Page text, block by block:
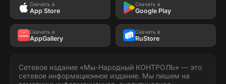
Скачать в
App Store
Скачать в
Google Play
Скачать в
AppGallery
Скачать в
RuStore
Сетевое издание «Мы-Народный КОНТРОЛЬ» — это
сетевое информационное издание. Мы пишем на